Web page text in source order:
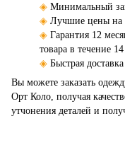
◈ Минимальный
◈ Лучшие цены на
◈ Гарантия 12
товара в течение 14
◈ Быстрая
Вы можете заказать
Орт Коло, получая
утчонения деталей и